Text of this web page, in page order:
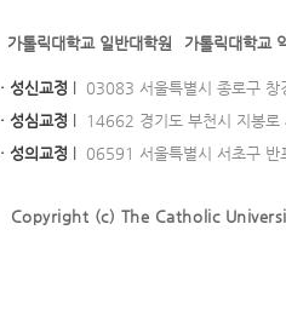
가톨릭대학교 일반대학원 가톨릭대학교
· 성신교정
03083 서울특별시 종로구
· 성심교정
14662 경기도 부천시 지봉
· 성의교정
06591 서울특별시 서초구
Copyright (c) The Catholic